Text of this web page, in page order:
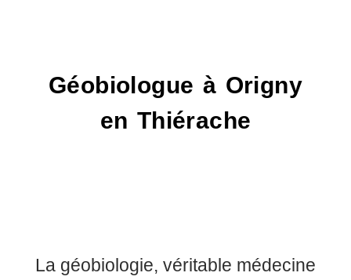
Géobiologue à Origny
en Thiérache
La géobiologie, véritable médecine